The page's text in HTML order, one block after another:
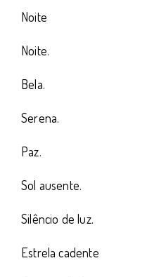
Noite
Noite.
Bela.
Serena.
Paz.
Sol ausente.
Silêncio de luz.
Estrela cadente